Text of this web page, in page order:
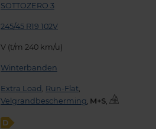
SOTTOZERO 3
245/45 R19 102V
V (t/m 240 km/u)
Winterbanden
Extra Load , Run-Flat,
Velgrandbescherming, ,
D